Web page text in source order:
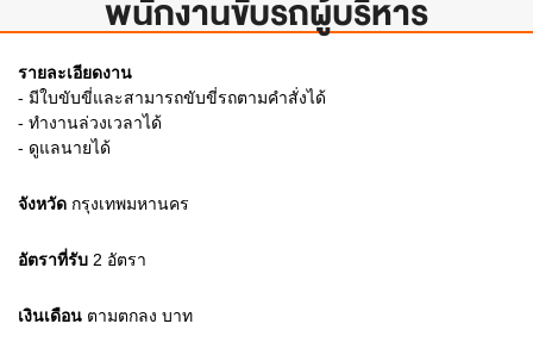
พนักงานขับรถผู้บริหาร
รายละเอียดงาน
- มีใบขับขี่และสามารถขับขี่รถตามคำสั่งได้
- ทำงานล่วงเวลาได้
- ดูแลนายได้
จังหวัด กรุงเทพมหานคร
อัตราที่รับ 2 อัตรา
เงินเดือน ตามตกลง บาท